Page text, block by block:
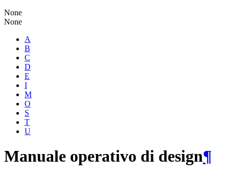
None
None
A
B
C
D
E
I
M
O
S
T
U
Manuale operativo di design¶